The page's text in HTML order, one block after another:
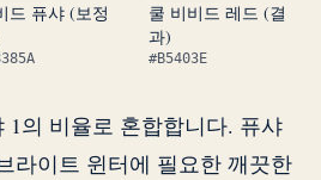
드 퓨샤 (보정
쿨 비비드 레드 (결
과)
#B5403E
1의 비율로 혼합합니다. 퓨샤
라이트 윈터에 필요한 깨끗한